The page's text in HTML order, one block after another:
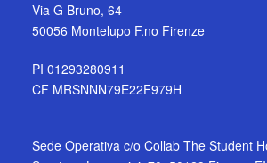
Via G Bruno, 64
50056 Montelupo F.no Firenze
PI 01293280911
CF MRSNNN79E22F979H
Sede Operativa c/o Collab The Student